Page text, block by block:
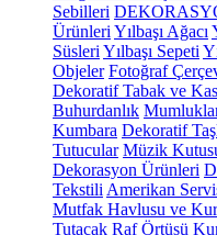
Sebilleri
Ürünleri Yılbaşı Ağacı
Süsleri Yılbaşı Sepeti
Objeler Fotoğraf
Dekoratif Tabak ve
Buhurdanlık
Kumbara Dekoratif
Tutucular Müzik
Dekorasyon Ürünleri
Tekstili Amerikan
Mutfak Havlusu ve
Tutacak Raf Örtüsü